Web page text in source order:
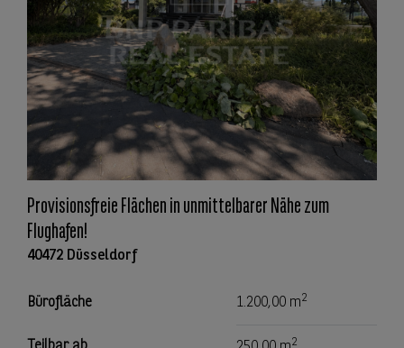
Provisionsfreie Flächen in unmittelbarer Nähe zum
Flughafen!
40472 Düsseldorf
Bürofläche 1.200,00 m2
2